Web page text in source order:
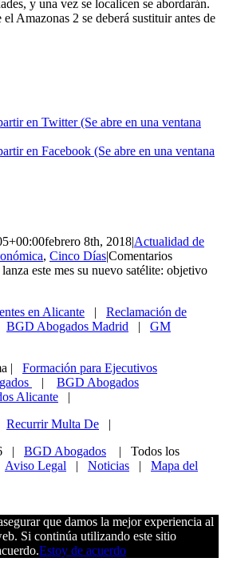
y una vez se localicen se abordarán.
Amazonas 2 se deberá sustituir antes de
en Twitter (Se abre en una ventana
en Facebook (Se abre en una ventana
febrero 8th, 2018|Actualidad de
, Cinco Días|Comentarios
este mes su nuevo satélite: objetivo
en Alicante | Reclamación de
BGD Abogados Madrid | GM
| Formación para Ejecutivos
| BGD Abogados
Alicante |
Recurrir Multa De |
| BGD Abogados | Todos los
Aviso Legal | Noticias | Mapa del
que damos la mejor experiencia al
Si continúa utilizando este sitio
Estoy de acuerdo